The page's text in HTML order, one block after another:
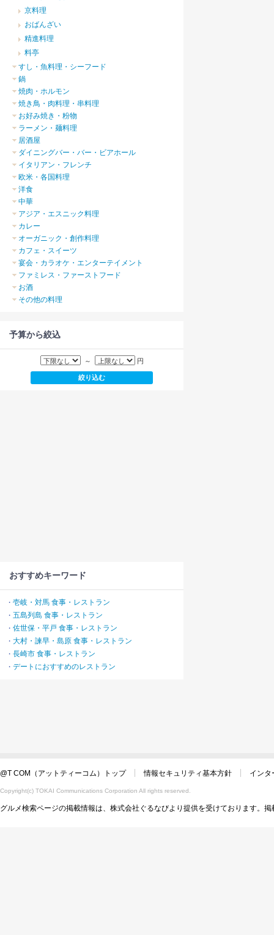
京料理
おばんざい
精進料理
料亭
すし・魚料理・シーフード
鍋
焼肉・ホルモン
焼き鳥・肉料理・串料理
お好み焼き・粉物
ラーメン・麺料理
居酒屋
ダイニングバー・バー・ビアホール
イタリアン・フレンチ
欧米・各国料理
洋食
中華
アジア・エスニック料理
カレー
オーガニック・創作料理
カフェ・スイーツ
宴会・カラオケ・エンターテイメント
ファミレス・ファーストフード
お酒
その他の料理
予算から絞込
～ 円
おすすめキーワード
・ 壱岐・対馬 食事・レストラン
・ 五島列島 食事・レストラン
・ 佐世保・平戸 食事・レストラン
・ 大村・諫早・島原 食事・レストラン
・ 長崎市 食事・レストラン
・ デートにおすすめのレストラン
@T COM（アットティーコム）トップ 情報セキュリティ基本方針 インタ
Copyright(c) TOKAI Communications Corporation All rights reserved.
グルメ検索ページの掲載情報は、株式会社ぐるなびより提供を受けております。